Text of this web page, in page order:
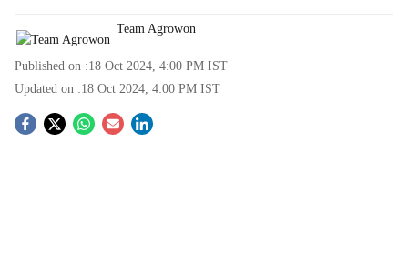
Team Agrowon
Published on :18 Oct 2024, 4:00 PM IST
Updated on :18 Oct 2024, 4:00 PM IST
S